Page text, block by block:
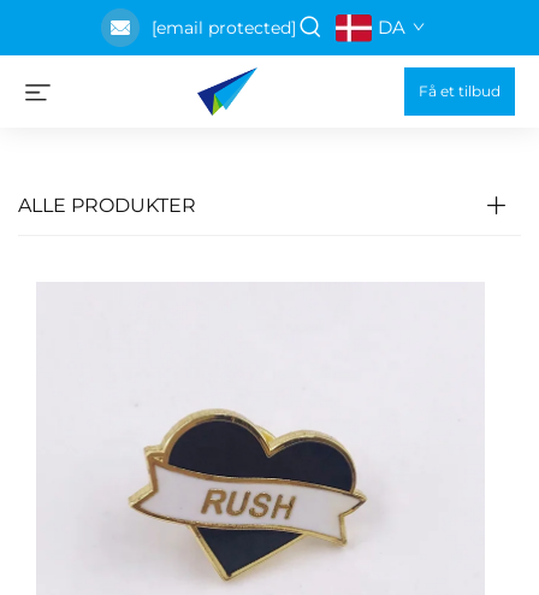
[email protected] DA
Få et tilbud
ALLE PRODUKTER